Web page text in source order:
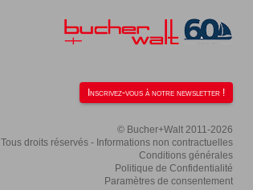
Inscrivez-vous à notre newsletter !
© Bucher+Walt 2011-2026
Tous droits réservés - Informations non contractuelles
Conditions générales
Politique de Confidentialité
Paramètres de consentement